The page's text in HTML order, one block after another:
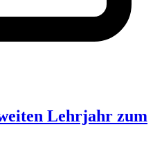
Lehrjahr zum